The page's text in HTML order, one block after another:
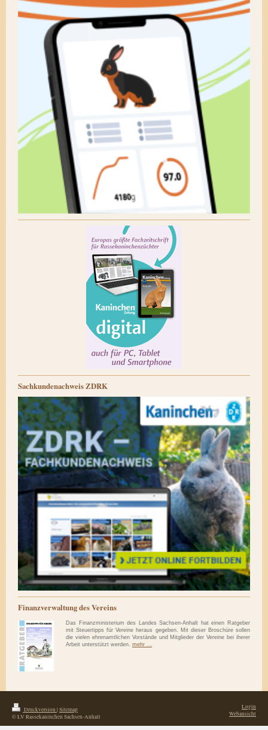
Sachkundenachweis ZDRK
Finanzverwaltung des Vereins
Das Finanzministerium des Landes Sachsen-Anhalt hat einen Ratgeber
mit Steuertipps für Vereine heraus gegeben. Mit dieser Broschüre sollen
die vielen ehrenamtlichen Vorstände und Mitglieder der Vereine bei iherer
Arbeit unterstützt werden. mehr ...
Druckversion |Sitemap
© LV Rassekaninchen Sachsen-Anhalt
Login
Webansicht